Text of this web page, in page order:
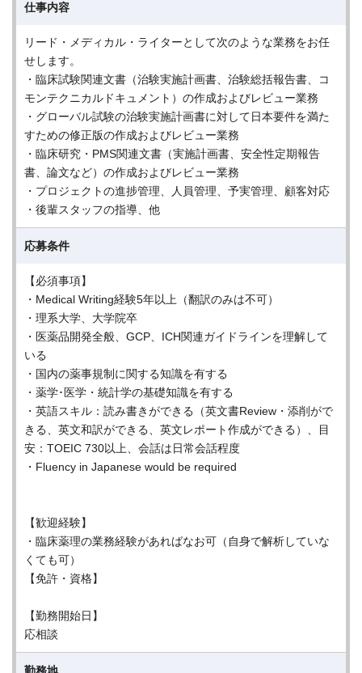
仕事内容
リード・メディカル・ライターとして次のような業務をお任
せします。
・臨床試験関連文書（治験実施計画書、治験総括報告書、コ
モンテクニカルドキュメント）の作成およびレビュー業務
・グローバル試験の治験実施計画書に対して日本要件を満た
すための修正版の作成およびレビュー業務
・臨床研究・PMS関連文書（実施計画書、安全性定期報告
書、論文など）の作成およびレビュー業務
・プロジェクトの進捗管理、人員管理、予実管理、顧客対応
・後輩スタッフの指導、他
応募条件
【必須事項】
・Medical Writing経験5年以上（翻訳のみは不可）
・理系大学、大学院卒
・医薬品開発全般、GCP、ICH関連ガイドラインを理解して
いる
・国内の薬事規制に関する知識を有する
・薬学･医学・統計学の基礎知識を有する
・英語スキル：読み書きができる（英文書Review・添削がで
きる、英文和訳ができる、英文レポート作成ができる）、目
安：TOEIC 730以上、会話は日常会話程度
・Fluency in Japanese would be required
【歓迎経験】
・臨床薬理の業務経験があればなお可（自身で解析していな
くても可）
【免許・資格】
【勤務開始日】
応相談